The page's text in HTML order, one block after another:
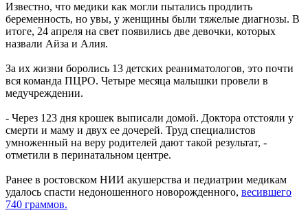
Известно, что медики как могли пытались продлить
беременность, но увы, у женщины были тяжелые диагнозы. В
итоге, 24 апреля на свет появились две девочки, которых
назвали Айза и Алия.
За их жизни боролись 13 детских реаниматологов, это почти
вся команда ПЦРО. Четыре месяца малышки провели в
медучреждении.
- Через 123 дня крошек выписали домой. Доктора отстояли у
смерти и маму и двух ее дочерей. Труд специалистов
умноженный на веру родителей дают такой результат, -
отметили в перинатальном центре.
Ранее в ростовском НИИ акушерства и педиатрии медикам
удалось спасти недоношенного новорожденного, весившего
740 граммов.